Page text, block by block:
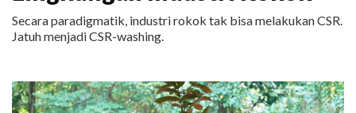
Secara paradigmatik, industri rokok tak bisa melakukan CSR.
Jatuh menjadi CSR-washing.